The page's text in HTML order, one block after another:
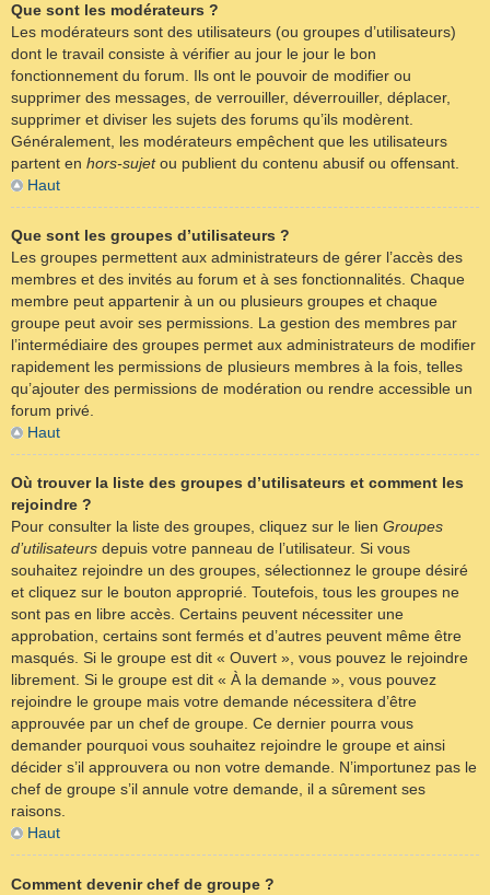
Que sont les modérateurs ?
Les modérateurs sont des utilisateurs (ou groupes d’utilisateurs)
dont le travail consiste à vérifier au jour le jour le bon
fonctionnement du forum. Ils ont le pouvoir de modifier ou
supprimer des messages, de verrouiller, déverrouiller, déplacer,
supprimer et diviser les sujets des forums qu’ils modèrent.
Généralement, les modérateurs empêchent que les utilisateurs
partent en hors-sujetou publient du contenu abusif ou offensant.
Haut
Que sont les groupes d’utilisateurs ?
Les groupes permettent aux administrateurs de gérer l’accès des
membres et des invités au forum et à ses fonctionnalités. Chaque
membre peut appartenir à un ou plusieurs groupes et chaque
groupe peut avoir ses permissions. La gestion des membres par
l’intermédiaire des groupes permet aux administrateurs de modifier
rapidement les permissions de plusieurs membres à la fois, telles
qu’ajouter des permissions de modération ou rendre accessible un
forum privé.
Haut
Où trouver la liste des groupes d’utilisateurs et comment les
rejoindre ?
Pour consulter la liste des groupes, cliquez sur le lien Groupes
d’utilisateurs depuis votre panneau de l’utilisateur. Si vous
souhaitez rejoindre un des groupes, sélectionnez le groupe désiré
et cliquez sur le bouton approprié. Toutefois, tous les groupes ne
sont pas en libre accès. Certains peuvent nécessiter une
approbation, certains sont fermés et d’autres peuvent même être
masqués. Si le groupe est dit « Ouvert », vous pouvez le rejoindre
librement. Si le groupe est dit « À la demande », vous pouvez
rejoindre le groupe mais votre demande nécessitera d’être
approuvée par un chef de groupe. Ce dernier pourra vous
demander pourquoi vous souhaitez rejoindre le groupe et ainsi
décider s’il approuvera ou non votre demande. N’importunez pas le
chef de groupe s’il annule votre demande, il a sûrement ses
raisons.
Haut
Comment devenir chef de groupe ?